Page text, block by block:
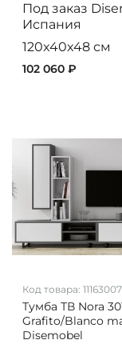
Под заказ
Испания
120x40x48 см
102 060 ₽
Код товара: 11163007
Тумба ТВ Nora
Grafito/Blanco
Disemobel